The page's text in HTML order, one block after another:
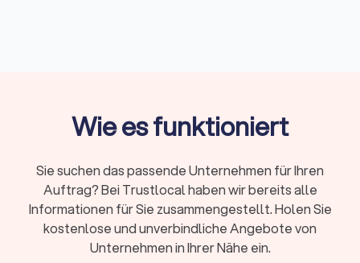
50-100 €/Stunde
Stundenlohn bei kleineren, flexiblen Umzügen
Zusatzkosten:Lange Tragewege, Etagen ohne
Aufzug, Wochenend- und Feiertagszuschläge,
Spezialtransporte
Kurzfristige Buchung:Oft ab 48-72 Stunden
Wie es funktioniert
Sie suchen das passende Unternehmen für Ihren
Auftrag? Bei Trustlocal haben wir bereits alle
Informationen für Sie zusammengestellt. Holen Sie
kostenlose und unverbindliche Angebote von
Unternehmen in Ihrer Nähe ein.